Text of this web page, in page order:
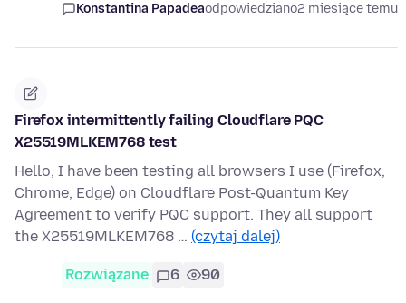
Konstantina Papadeaodpowiedziano2 miesiące temu
Firefox intermittently failing Cloudflare PQC
X25519MLKEM768 test
Hello, I have been testing all browsers I use (Firefox,
Chrome, Edge) on Cloudflare Post-Quantum Key
Agreement to verify PQC support. They all support
the X25519MLKEM768 … (czytaj dalej)
Rozwiązane 6 90